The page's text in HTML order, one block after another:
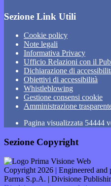
Sezione Link Utili
Cookie policy
Note legali
Informativa Privacy
Ufficio Relazioni con il
Dichiarazione di
Obiettivi di accessibilità
Whistleblowing
Gestione consensi cookie
Amministrazione
Pagina visualizzata 54444
Sezione Copyright
Copyright 2026 | Engineered
Parma S.p.A. | Divisione